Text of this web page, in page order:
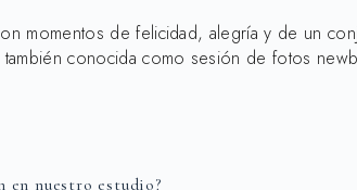
momentos de felicidad, alegría y de un
conocida como sesión de fotos
en nuestro estudio?